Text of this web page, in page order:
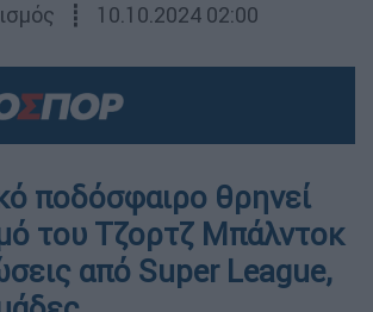
┋ 10.10.2024 02:00
ποδόσφαιρο θρηνεί
του Τζορτζ Μπάλντοκ
από Super League,